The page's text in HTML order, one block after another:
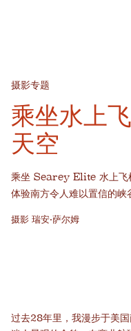
摄影专题
乘坐水上
天空
乘坐 Searey Elite 水上飞
体验南方令人难以置信的峡
摄影 瑞安·萨尔姆
过去28年里，我漫步于美